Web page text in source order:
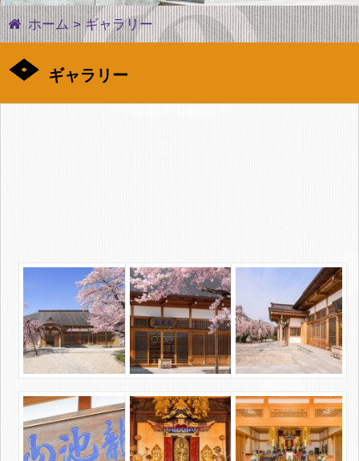
ホーム > ギャラリー
ギャラリー